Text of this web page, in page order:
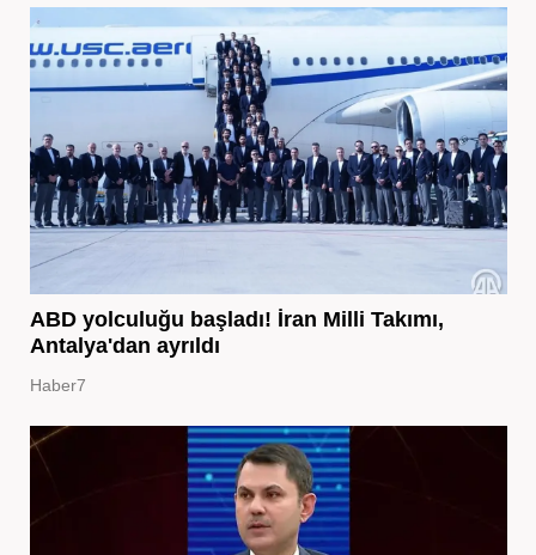
ABD yolculuğu başladı! İran Milli Takımı,
Antalya'dan ayrıldı
Haber7